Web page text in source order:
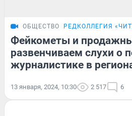
ОБЩЕСТВО РЕДКОЛЛЕГИЯ
Фейкометы и
развенчиваем слухи о
журналистике в
13 января, 2024, 10:30 2 517 6